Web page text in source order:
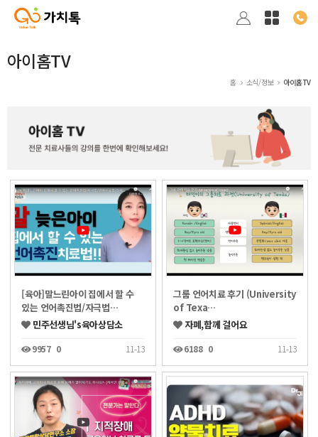
아이홈TV
홈 소식/정보 아이홈TV
[육아]말느린아이 집에서 할 수
있는 언어촉진법/자극법…
민주선생님's육아상담소
9957 0 11-13
그룹 언어치료 후기 (University
of Texa…
자폐,함께 걸어요
6188 0 11-13